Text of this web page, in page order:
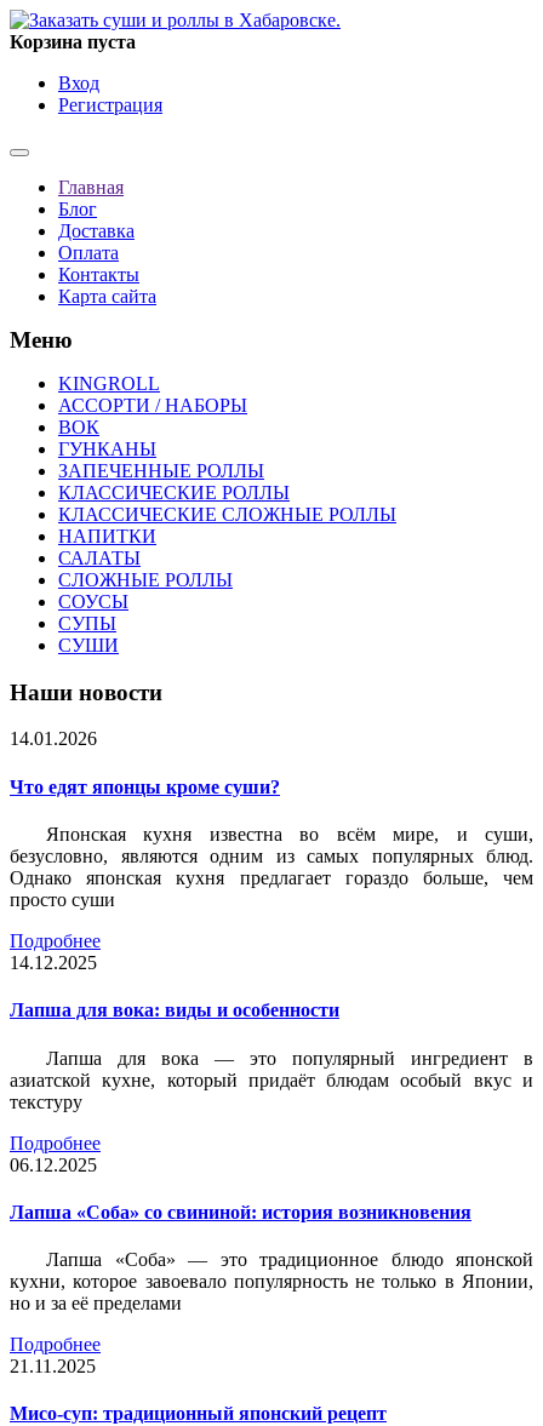
Корзина пуста
Вход
Регистрация
Главная
Блог
Доставка
Оплата
Контакты
Карта сайта
Меню
KINGROLL
АССОРТИ / НАБОРЫ
ВОК
ГУНКАНЫ
ЗАПЕЧЕННЫЕ РОЛЛЫ
КЛАССИЧЕСКИЕ РОЛЛЫ
КЛАССИЧЕСКИЕ СЛОЖНЫЕ РОЛЛЫ
НАПИТКИ
САЛАТЫ
СЛОЖНЫЕ РОЛЛЫ
СОУСЫ
СУПЫ
СУШИ
Наши новости
14.01.2026
Что едят японцы кроме суши?
Японская кухня известна во всём мире, и суши,
безусловно, являются одним из самых популярных блюд.
Однако японская кухня предлагает гораздо больше, чем
просто суши
Подробнее
14.12.2025
Лапша для вока: виды и особенности
Лапша для вока — это популярный ингредиент в
азиатской кухне, который придаёт блюдам особый вкус и
текстуру
Подробнее
06.12.2025
Лапша «Соба» со свининой: история возникновения
Лапша «Соба» — это традиционное блюдо японской
кухни, которое завоевало популярность не только в Японии,
но и за её пределами
Подробнее
21.11.2025
Мисо-суп: традиционный японский рецепт